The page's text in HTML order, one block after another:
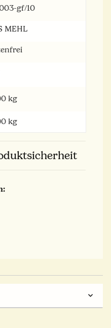
gf/10
MEHL
kg
kg